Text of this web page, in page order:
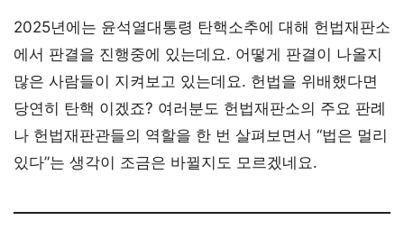
2025년에는 윤석열대통령 탄핵소추에 대해 헌법재판소
에서 판결을 진행중에 있는데요. 어떻게 판결이 나올지
많은 사람들이 지켜보고 있는데요. 헌법을 위배했다면
당연히 탄핵 이겠죠? 여러분도 헌법재판소의 주요 판례
나 헌법재판관들의 역할을 한 번 살펴보면서 “법은 멀리
있다”는 생각이 조금은 바뀔지도 모르겠네요.